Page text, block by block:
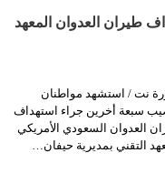
استهداف طيران العدوان المعهد
نت / استشهد مواطنان
سبعة أخرين جراء استهداف
العدوان السعودي الأمريكي
التقني بمديرية حيفان…